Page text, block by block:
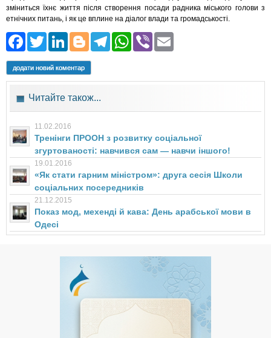
зміниться їхнє життя після створення посади радника міського голови з
етнічних питань, і як це вплине на діалог влади та громадськості.
Facebook
Twitter
LinkedIn
Blogger
Telegram
WhatsApp
Viber
додати новий коментар
Читайте також...
11.02.2016
Тренінги ПРООН з розвитку соціальної
згуртованості: навчився сам — навчи іншого!
19.01.2016
«Як стати гарним міністром»: друга сесія Школи
соціальних посередників
21.12.2015
Показ мод, мехенді й кава: День арабської мови в
Одесі